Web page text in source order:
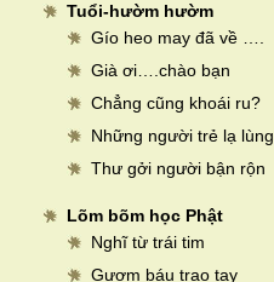
Tuổi-hườm hườm
Gío heo may đã về ….
Già ơi….chào bạn
Chẳng cũng khoái ru?
Những người trẻ lạ lùng
Thư gởi người bận rộn
Lõm bõm học Phật
Nghĩ từ trái tim
Gươm báu trao tay